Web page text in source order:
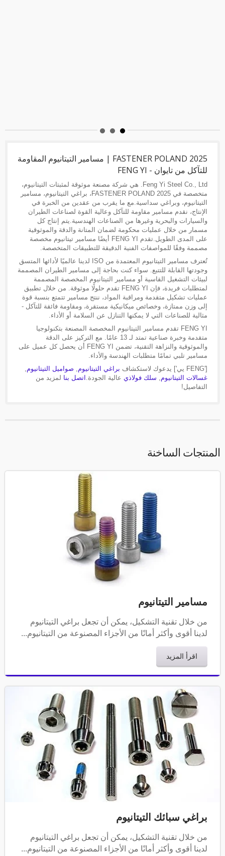
FASTENER POLAND 2025 | مسامير التيتانيوم المقاومة
للتآكل من تايوان - FENG YI
Feng Yi Steel Co., Ltd. هي شركة مصنعة موثوقة لمثبتات التيتانيوم،
متخصصة في FASTENER POLAND 2025، براغي التيتانيوم، مسامير
التيتانيوم، وبراغي سداسية.مع ما يقرب من عقدين من الخبرة في
الإنتاج، نقدم مسامير مقاومة للتآكل وعالية القوة لصناعات الطيران
والسيارات والبحرية وغيرها من الصناعات الهندسية.يتم إنتاج كل
مسمار من خلال عمليات محكومة لضمان المتانة والدقة والموثوقية
على المدى الطويل.تقدم FENG YI أيضًا مسامير تيتانيوم مخصصة
مصممة وفقًا للمواصفات الفنية الدقيقة للتطبيقات المتخصصة.
تُعترف مسامير التيتانيوم المعتمدة من ISO لدينا عالميًا لأدائها المتسق
وجودتها القابلة للتتبع. سواء كنت بحاجة إلى مسامير الطيران المصممة
لبيئات التشغيل القاسية أو مسامير التيتانيوم المخصصة المصممة
لمتطلبات فريدة، فإن FENG YI تقدم حلولًا موثوقة. من خلال تطبيق
عمليات تشكيل متقدمة ومراقبة المواد، ننتج مسامير تتمتع بنسبة قوة
إلى وزن ممتازة، وخصائص ميكانيكية مستقرة، ومقاومة فائقة للتآكل -
مثالية للصناعات التي لا يمكنها التنازل عن السلامة أو الأداء.
FENG YI تقدم مسامير التيتانيوم المخصصة المصنعة بتكنولوجيا
متقدمة وخبرة صناعية تمتد لـ 13 عامًا. مع التركيز على الدقة
والموثوقية والنزاهة التقنية، تضمن FENG YI أن يحصل كل عميل على
مسامير تلبي تمامًا متطلبات الهندسة والأداء.
براغي التيتانيوم,صواميل التيتانيوم,
غسالات التيتانيوم,سلك فولاذيعالية الجودة.اتصل بنا لمزيد من
التفاصيل!
الساخنة
مسامير التيتانيوم
من خلال تقنية التشكيل، يمكن أن تجعل براغي التيتانيوم
لدينا أقوى وأكثر أمانًا من الأجزاء المصنوعة من التيتانيوم...
اقرأ المزيد
براغي سبائك التيتانيوم
من خلال تقنية التشكيل، يمكن أن تجعل براغي التيتانيوم
لدينا أقوى وأكثر أمانًا من الأجزاء المصنوعة من التيتانيوم...